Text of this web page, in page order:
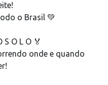
o Brasil 💚
S O L O 🏅
onde e quando